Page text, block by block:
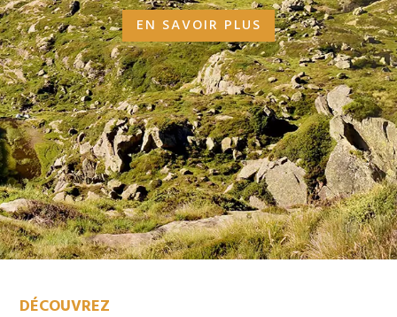
EN SAVOIR PLUS
DÉCOUVREZ